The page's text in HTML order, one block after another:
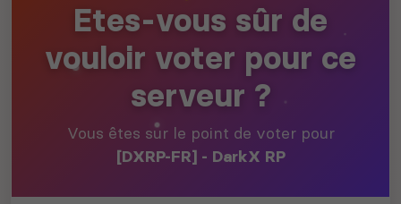
Etes-vous sûr de
vouloir voter pour ce
serveur ?
Vous êtes sur le point de voter pour
[DXRP-FR] - DarkX RP